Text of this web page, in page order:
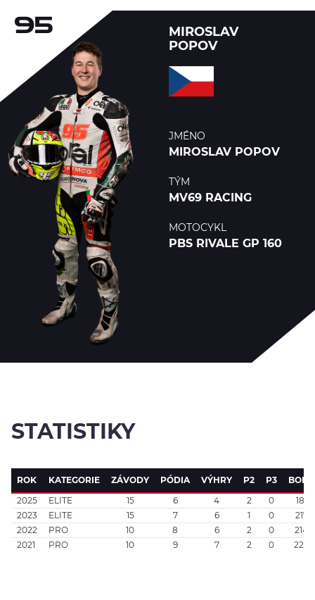
Kalendář
Výsledky
Výsledky
EU
O
95
MIROSLAV
POPOV
JMÉNO
MIROSLAV POPOV
TÝM
MV69 RACING
MOTOCYKL
PBS RIVALE GP 160
STATISTIKY
ROK KATEGORIE ZÁVODY PÓDIA VÝHRY P2 P3
BODY
2025
ELITE 15 6 4 2 0
181
2023
ELITE 15 7 6 1 0
217
2022
PRO 10 8 6 2 0
214
2021
PRO 10 9 7 2 0 225